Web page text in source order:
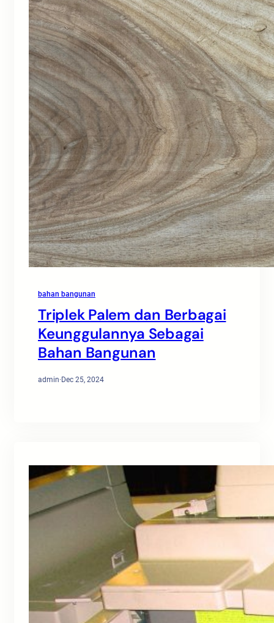
bahan bangunan
Triplek Palem dan Berbagai
Keunggulannya Sebagai
Bahan Bangunan
admin·Dec 25, 2024